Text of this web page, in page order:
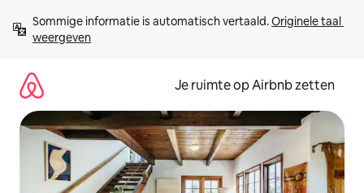
direct
naar
Sommige informatie is automatisch vertaald. Originele taal
weergeven
Je ruimte op Airbnb zetten